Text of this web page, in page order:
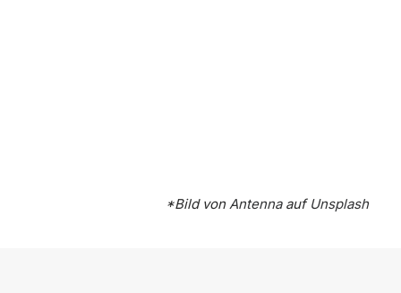
*Bild vonAntennaauf Unsplash